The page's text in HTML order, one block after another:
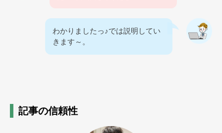
わかりましたっ♪では説明してい
きます～。
記事の信頼性